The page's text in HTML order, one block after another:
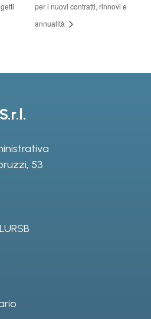
per i nuovi contratti, rinnovi e
annualità
53